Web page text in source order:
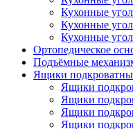
Кухонные
Кухонные
Кухонные
Ортопедическое
Подъёмные
Ящики
Ящики
Ящики
Ящики
Ящики